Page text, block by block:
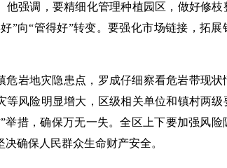
他强调，要精细化管理种植园区，做好修
”向“管得好”转变。要强化市场链接，拓
危岩地灾隐患点，罗成仔细察看危岩带现状
等风险明显增大，区级相关单位和镇村两
”举措，确保万无一失。全区上下要加强风
决确保人民群众生命财产安全。